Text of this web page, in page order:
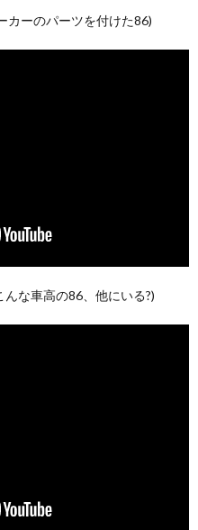
カーのパーツを付けた86)
な車高の86、他にいる?)